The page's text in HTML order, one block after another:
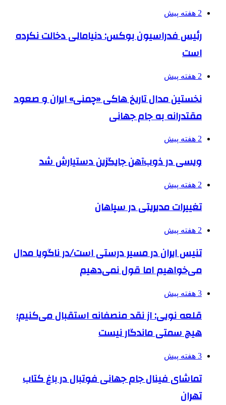
2 هفته پیش
رئیس فدراسیون بوکس: دنیامالی دخالت نکرده
است
2 هفته پیش
نخستین مدال تاریخ هاکی «چمنی» ایران و صعود
مقتدرانه به جام جهانی
2 هفته پیش
ویسی در ذوب‌آهن جایگزین دستیارش شد
2 هفته پیش
تغییرات مدیریتی در سپاهان
2 هفته پیش
تنیس ایران در مسیر درستی است/در ناگویا مدال
می‌خواهیم اما قول نمی‌دهیم
3 هفته پیش
قلعه نویی: از نقد منصفانه استقبال می‌کنیم؛
هیچ سمتی ماندگار نیست
3 هفته پیش
تماشای فینال جام جهانی فوتبال در باغ کتاب
تهران